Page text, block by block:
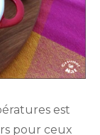
est
pour ceux